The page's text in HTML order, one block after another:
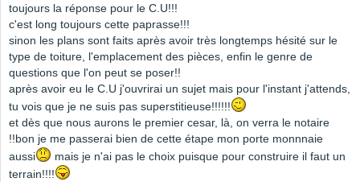
toujours la réponse pour le C.U!!!
c'est long toujours cette paprasse!!!
sinon les plans sont faits après avoir très longtemps hésité sur le
type de toiture, l'emplacement des pièces, enfin le genre de
questions que l'on peut se poser!!
après avoir eu le C.U j'ouvrirai un sujet mais pour l'instant j'attends,
tu vois que je ne suis pas superstitieuse!!!!!!
et dès que nous aurons le premier cesar, là, on verra le notaire
!!bon je me passerai bien de cette étape mon porte monnnaie
aussi
mais je n'ai pas le choix puisque pour construire il faut un
terrain!!!!